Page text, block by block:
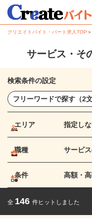
クリエイトバイト・パート求人TOP ＞
サービス・そ
検索条件の設定
エリア 指定し
職種 サービ
条件 高額・
全 146 件ヒットしました